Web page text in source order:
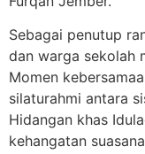
Sebagai penutup
dan warga sekolah
Momen
silaturahmi antara
Hidangan khas
kehangatan